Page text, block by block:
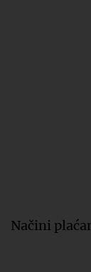
Načini